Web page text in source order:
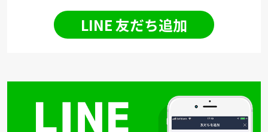
LINE 友だち追加